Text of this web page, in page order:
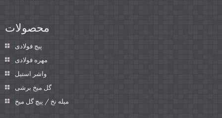
محصولات
پیچ فولادی
مهره فولادی
واشر استیل
گل میخ برشی
میله نخ / پیچ گل میخ